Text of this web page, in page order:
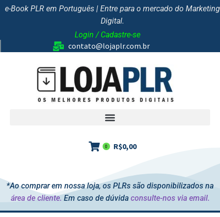
e-Book PLR em Português | Entre para o mercado do Marketing
Digital.
Login / Cadastre-se
contato@lojaplr.com.br
R$0,00
0
*Ao comprar em nossa loja, os PLRs são disponibilizados na
área de cliente. Em caso de dúvida consulte-nos via email.